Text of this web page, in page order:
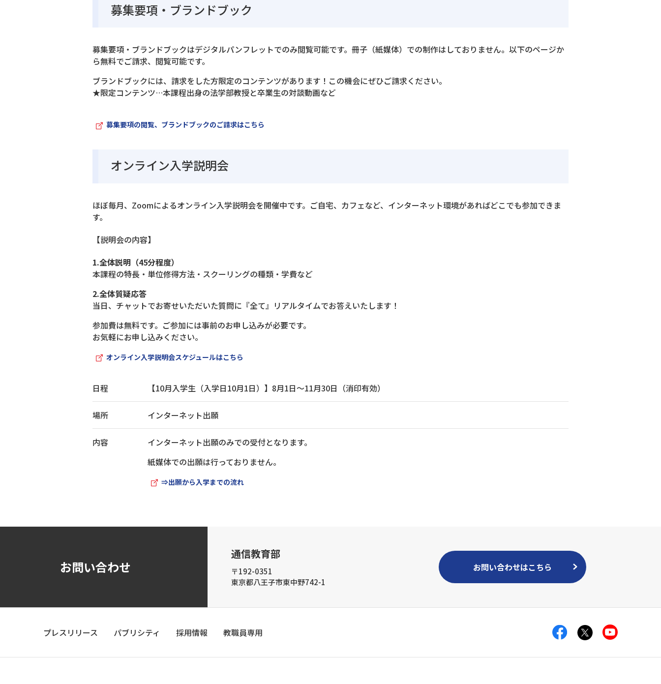
募集要項・ブランドブック
募集要項・ブランドブックはデジタルパンフレットでのみ閲覧可能です。冊子（紙媒体）での制作はしておりません。以下のページか
ら無料でご請求、閲覧可能です。
ブランドブックには、請求をした方限定のコンテンツがあります！この機会にぜひご請求ください。
★限定コンテンツ…本課程出身の法学部教授と卒業生の対談動画など
募集要項の閲覧、ブランドブックのご請求はこちら
オンライン入学説明会
ほぼ毎月、Zoomによるオンライン入学説明会を開催中です。ご自宅、カフェなど、インターネット環境があればどこでも参加できま
す。
【説明会の内容】
1.全体説明（45分程度）
本課程の特長・単位修得方法・スクーリングの種類・学費など
2.全体質疑応答
当日、チャットでお寄せいただいた質問に『全て』リアルタイムでお答えいたします！
参加費は無料です。ご参加には事前のお申し込みが必要です。
お気軽にお申し込みください。
オンライン入学説明会スケジュールはこちら
日程 【10月入学生（入学日10月1日）】8月1日～11月30日（消印有効）
場所 インターネット出願
内容
インターネット出願のみでの受付となります。
紙媒体での出願は行っておりません。
⇒出願から入学までの流れ
お問い合わせ
通信教育部
〒192-0351
東京都八王子市東中野742-1
お問い合わせはこちら
プレスリリース パブリシティ 採用情報 教職員専用